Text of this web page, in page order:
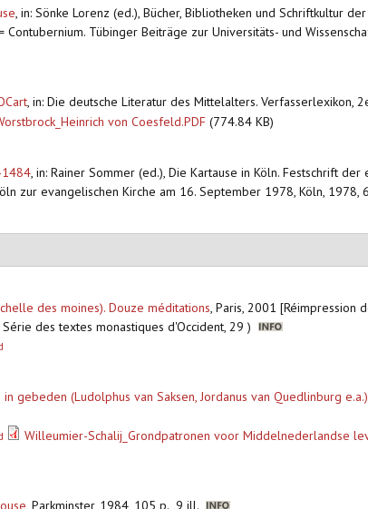
, in: Sönke Lorenz (ed.), Bücher, Bibliotheken und Schriftkultur
Tübinger Beiträge zur Universitäts- und
, in: Die deutsche Literatur des Mittelalters. Verfasserlexikon,
von Coesfeld.PDF (774.84 KB)
1484, in: Rainer Sommer (ed.), Die Kartause in Köln. Festschrift
zur evangelischen Kirche am 16. September 1978, Köln, 1978,
des moines). Douze méditations, Paris, 2001 [Réimpression
des textes monastiques d'Occident, 29 )
gebeden (Ludolphus van Saksen, Jordanus van Quedlinburg e.a.)
Willeumier-Schalij_Grondpatronen voor Middelnederlandse
, Parkminster, 1984, 105 p., 9 ill.